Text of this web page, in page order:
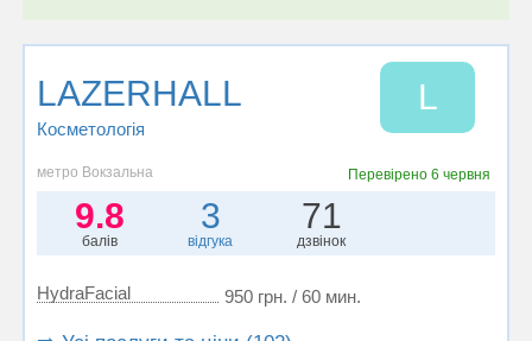
LAZERHALL
Косметологія
L
метро Вокзальна Перевірено 6 червня
9.8
балів
3
відгука
71
дзвінок
HydraFacial 950 грн. / 60 мин.